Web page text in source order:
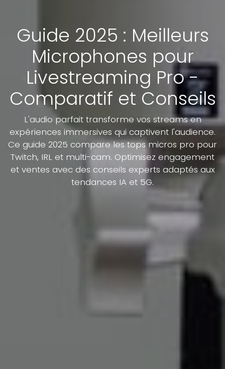
Guide 2025 : Meilleurs
Microphones pour
Livestreaming Pro -
Comparatif et Conseils
L'audio parfait transforme vos streams en
expériences immersives qui captivent l'audience.
Ce guide 2025 compare les tops micros pro pour
Twitch, IRL et multi-cam. Optimisez engagement
et ventes avec des conseils experts adaptés aux
tendances IA et 5G.